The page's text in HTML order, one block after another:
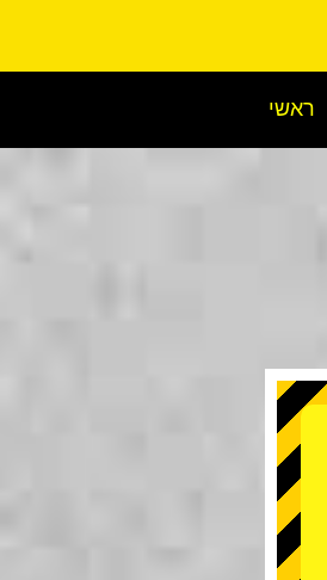
ראשי